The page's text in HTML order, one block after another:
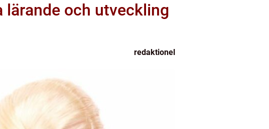
lärande och utveckling
redaktionel